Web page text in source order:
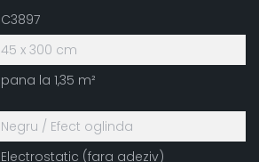
C3897
45 x 300 cm
pana la 1,35 m²
Negru / Efect oglinda
Electrostatic (fara adeziv)